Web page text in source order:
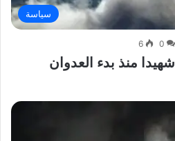
سياسة
0
6
الصحة اللبنانية: 2119 شهيدا منذ بدء العدوان